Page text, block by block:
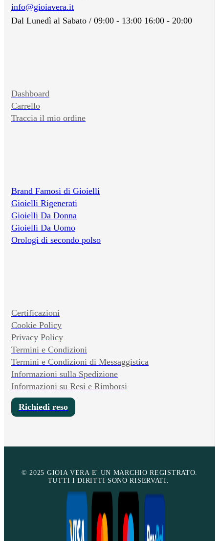
info@gioiavera.it
Dal Lunedì al Sabato / 09:00 - 13:00 16:00 - 20:00
Dashboard
Carrello
Traccia il mio ordine
Brand Famosi di Gioielli
Gioielli Rigenerati
Gioielli Da Donna
Gioielli Da Uomo
Orologi di secondo polso
Certificazioni
Cookie Policy
Privacy Policy
Termini e Condizioni
Termini e Condizioni di Messaggistica
Informazioni sulla Spedizione
Informazioni su Resi e Rimborsi
Richiedi reso
© 2025 GIOIA VERA E' UN MARCHIO REGISTRATO.
TUTTI I DIRITTI SONO RISERVATI.